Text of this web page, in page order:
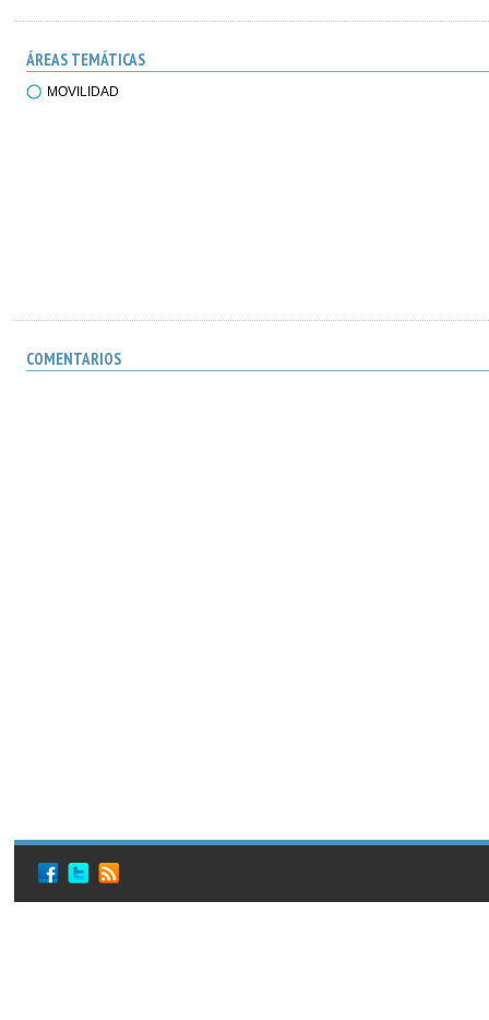
ÁREAS TEMÁTICAS
MOVILIDAD
COMENTARIOS